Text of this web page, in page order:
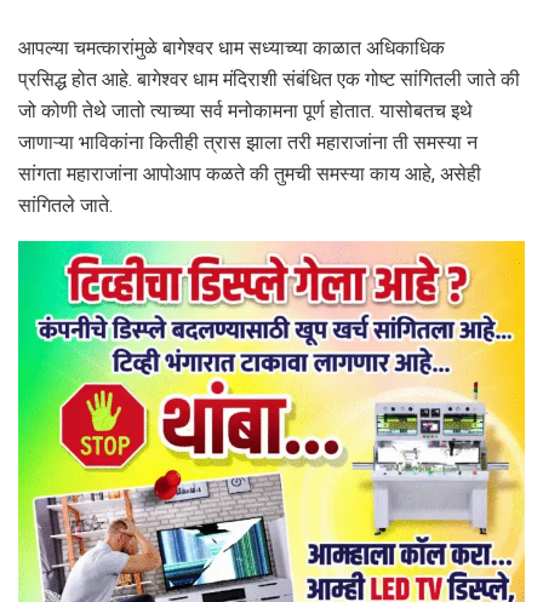
आपल्या चमत्कारांमुळे बागेश्वर धाम सध्याच्या काळात अधिकाधिक
प्रसिद्ध होत आहे. बागेश्वर धाम मंदिराशी संबंधित एक गोष्ट सांगितली जाते की
जो कोणी तेथे जातो त्याच्या सर्व मनोकामना पूर्ण होतात. यासोबतच इथे
जाणाऱ्या भाविकांना कितीही त्रास झाला तरी महाराजांना ती समस्या न
सांगता महाराजांना आपोआप कळते की तुमची समस्या काय आहे, असेही
सांगितले जाते.